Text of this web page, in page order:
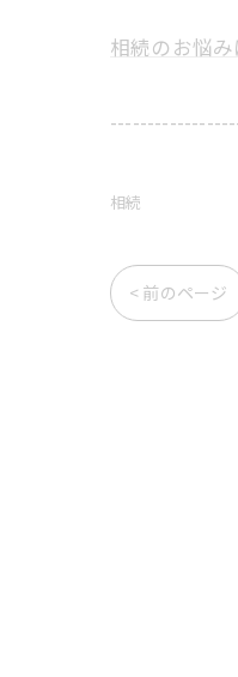
相続のお悩
相続
< 前のページ